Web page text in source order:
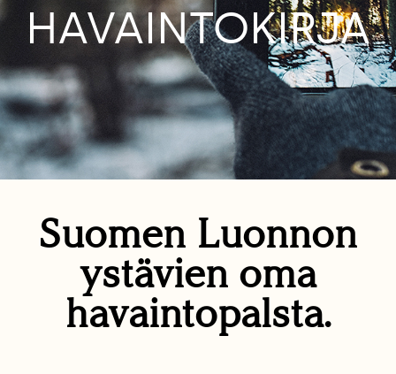
HAVAINTOKIRJA
Suomen Luonnon
ystävien oma
havaintopalsta.